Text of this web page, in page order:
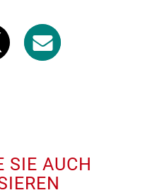
SIE AUCH